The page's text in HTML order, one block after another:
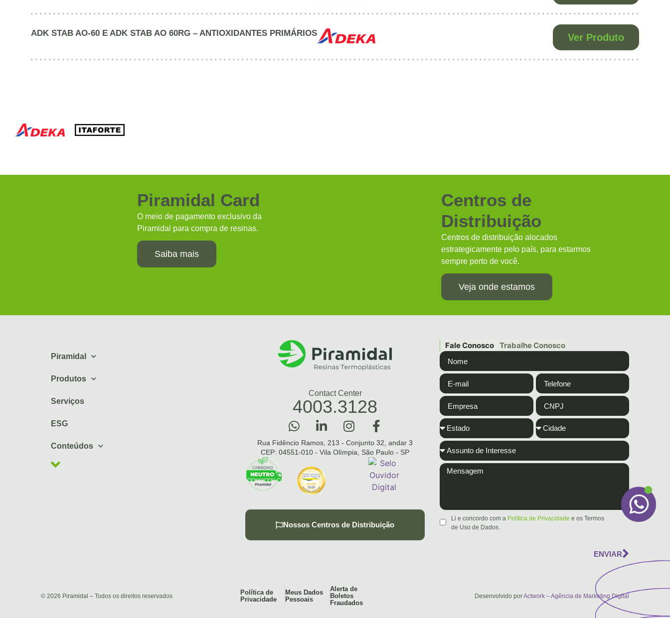
ADK STAB AO-60 E ADK STAB AO 60RG – ANTIOXIDANTES PRIMÁRIOS Ver Produto
Piramidal Card
O meio de pagamento exclusivo da
Piramidal para compra de resinas.
Saiba mais
Centros de
Distribuição
Centros de distribuição alocados
estrategicamente pelo país, para estarmos
sempre perto de você.
Veja onde estamos
Piramidal
Produtos
Serviços
ESG
Conteúdos
Contact Center
4003.3128
Rua Fidêncio Ramos, 213 - Conjunto 32, andar 3
CEP: 04551-010 - Vila Olímpia, São Paulo - SP
Nossos Centros de Distribuição
Fale Conosco Trabalhe Conosco
Li e concordo com a Política de Privacidade e os Termos
de Uso de Dados.
ENVIAR
© 2026 Piramidal – Todos os direitos reservados
Política de
Privacidade
Meus Dados
Pessoais
Alerta de
Boletos
Fraudados
Desenvolvido porActwork – Agência de Marketing Digital